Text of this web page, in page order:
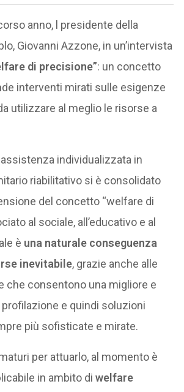
anno, l presidente della
Giovanni Azzone, in un’intervista
di precisione”: un concetto
interventi mirati sulle esigenze
utilizzare al meglio le risorse a
individualizzata in
riabilitativo si è consolidato
del concetto “welfare di
al sociale, all’educativo e al
è una naturale conseguenza
inevitabile, grazie anche alle
che consentono una migliore e
e quindi soluzioni
più sofisticate e mirate.
per attuarlo, al momento è
in ambito di welfare